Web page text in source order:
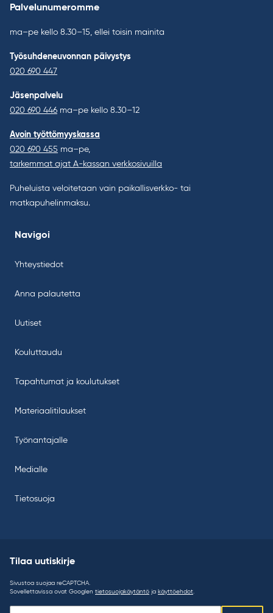
Palvelunumeromme
ma–pe kello 8.30–15, ellei toisin mainita
Työsuhdeneuvonnan päivystys
020 690 447
Jäsenpalvelu
020 690 446 ma–pe kello 8.30–12
Avoin työttömyyskassa
020 690 455 ma–pe,
tarkemmat ajat A-kassan verkkosivuilla
Puheluista veloitetaan vain paikallisverkko- tai
matkapuhelinmaksu.
Navigoi
Yhteystiedot
Anna palautetta
Uutiset
Kouluttaudu
Tapahtumat ja koulutukset
Materiaalitilaukset
Työnantajalle
Medialle
Tietosuoja
Tilaa uutiskirje
Sivustoa suojaa reCAPTCHA.
Sovellettavissa ovat Googlen tietosuojakäytäntö ja käyttöehdot.